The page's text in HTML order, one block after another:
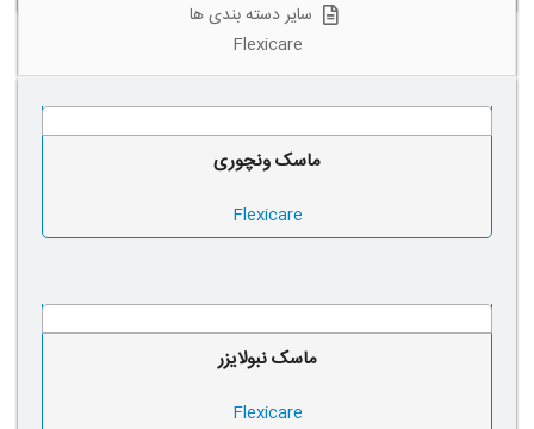
سایر دسته بندی ها
Flexicare
ماسک ونچوری
Flexicare
ماسک نبولایزر
Flexicare